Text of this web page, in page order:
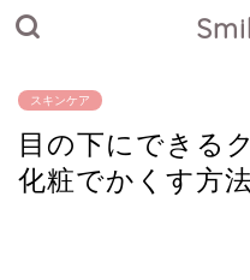
スキンケア
目の下にできる
化粧でかくす方